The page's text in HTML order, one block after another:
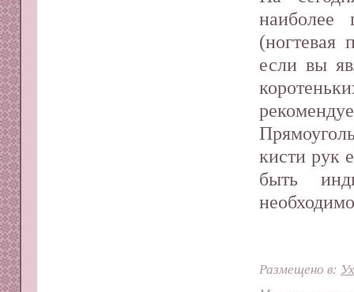
наиболее
(ногтевая
если вы
кисти рук
быть
Размещено в: